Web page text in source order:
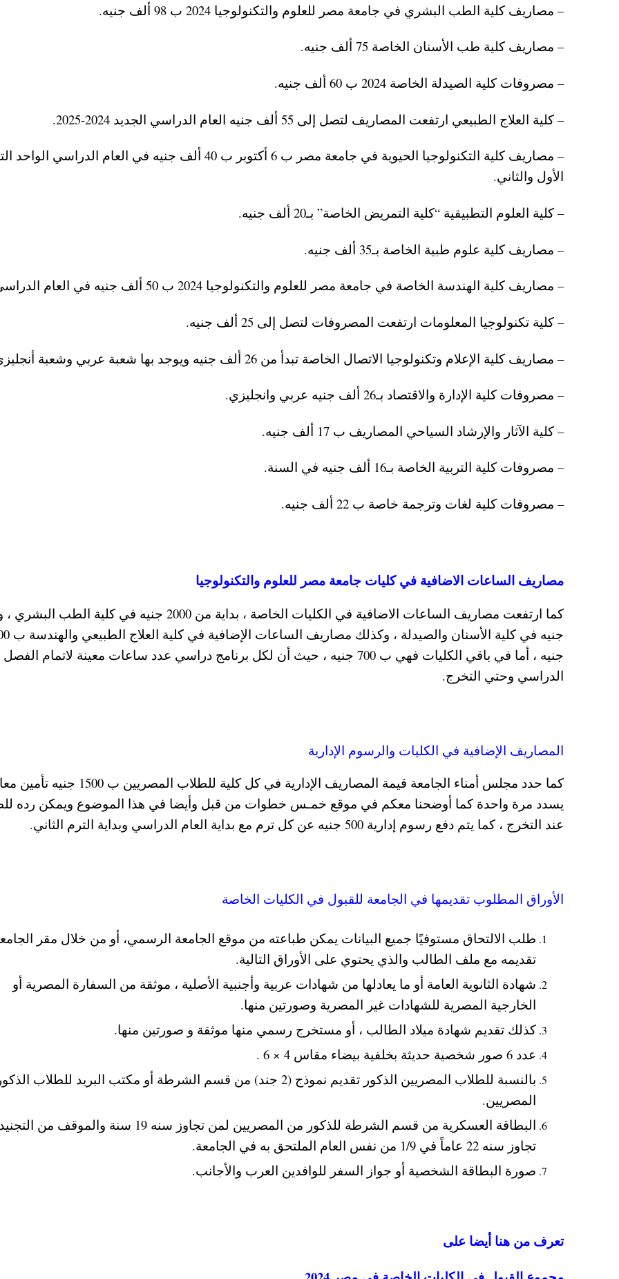
– مصاريف كلية الطب البشري في جامعة مصر للعلوم والتكنولوجيا 2024 ب 98 ألف جنيه.
– مصاريف كلية طب الأسنان الخاصة 75 ألف جنيه.
– مصروفات كلية الصيدلة الخاصة 2024 ب 60 ألف جنيه.
– كلية العلاج الطبيعي ارتفعت المصاريف لتصل إلى 55 ألف جنيه العام الدراسي الجديد 2024-2025.
– مصاريف كلية التكنولوجيا الحيوية في جامعة مصر ب 6 أكتوبر ب 40 ألف جنيه في العام الدراسي
الأول والثاني.
– كلية العلوم التطبيقية “كلية التمريض الخاصة” بـ20 ألف جنيه.
– مصاريف كلية علوم طبية الخاصة بـ35 ألف جنيه.
– مصاريف كلية الهندسة الخاصة في جامعة مصر للعلوم والتكنولوجيا 2024 ب 50 ألف جنيه في العام الدراسي.
– كلية تكنولوجيا المعلومات ارتفعت المصروفات لتصل إلى 25 ألف جنيه.
– مصاريف كلية الإعلام وتكنولوجيا الاتصال الخاصة تبدأ من 26 ألف جنيه ويوجد بها شعبة عربي وشعبة أنجليزي.
– مصروفات كلية الإدارة والاقتصاد بـ26 ألف جنيه عربي وانجليزي.
– كلية الآثار والإرشاد السياحي المصاريف ب 17 ألف جنيه.
– مصروفات كلية التربية الخاصة بـ16 ألف جنيه في السنة.
– مصروفات كلية لغات وترجمة خاصة ب 22 ألف جنيه.
مصاريف الساعات الاضافية في كليات جامعة مصر للعلوم والتكنولوجيا
جنيه في كلية الأسنان
جنيه ، أما في باقي الكليات فهي ب 700 جنيه ، حيث أن لكل برنامج دراسي عدد ساعات معينة لاتمام الفصل
الدراسي وحتي التخرج.
المصاريف الإضافية في الكليات والرسوم الإدارية
كما حدد مجلس أمناء الجامعة قيمة المصاريف الإدارية في كل كلية للطلاب المصريين ب
يسدد مرة واحدة كما أوضحنا معكم في موقع خمـس خطوات من قبل وأيضا في هذا الموضوع ويمكن رده
عند التخرج ، كما يتم دفع رسوم إدارية 500 جنيه عن كل ترم مع بداية العام الدراسي وبداية الترم الثاني.
الأوراق المطلوب تقديمها في الجامعة للقبول في الكليات الخاصة
طلب الالتحاق مستوفيًا جميع البيانات يمكن طباعته من موقع الجامعة الرسمي، أو من خلال مقر
تقديمه مع ملف الطالب والذي يحتوي على الأوراق التالية.
شهادة الثانوية العامة أو ما يعادلها من شهادات عربية وأجنبية الأصلية ، موثقة من السفارة المصرية أو
الخارجية المصرية للشهادات غير المصرية وصورتين منها.
كذلك تقديم شهادة ميلاد الطالب ، أو مستخرج رسمي منها موثقة و صورتين منها.
عدد 6 صور شخصية حديثة بخلفية بيضاء مقاس 4 × 6 .
بالنسبة للطلاب المصريين الذكور تقديم نموذج (2 جند) من قسم الشرطة أو مكتب البريد للطلاب
المصريين.
البطاقة العسكرية من قسم الشرطة للذكور من المصريين لمن تجاوز سنه 19 سنة
تجاوز سنه 22 عاماً في 1/9 من نفس العام الملتحق به في الجامعة.
صورة البطاقة الشخصية أو جواز السفر للوافدين العرب والأجانب.
تعرف من هنا أيضا على